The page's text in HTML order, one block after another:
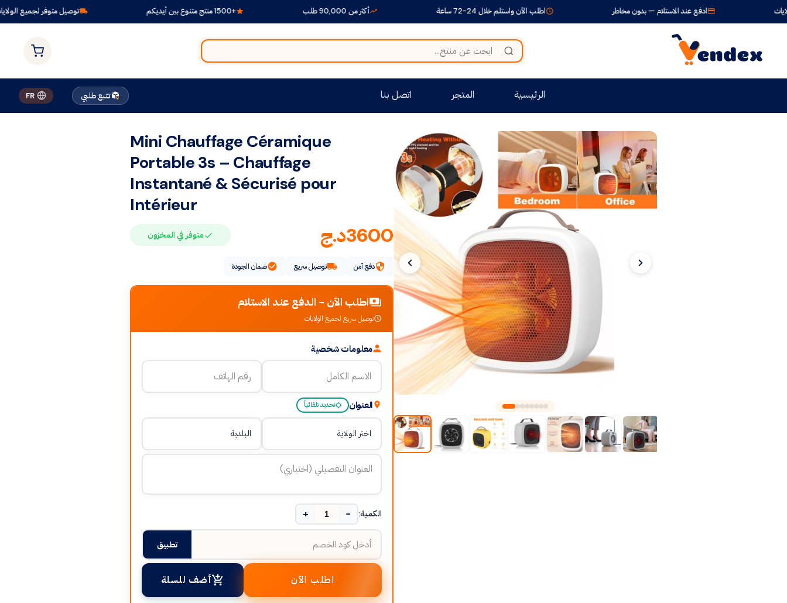
توصيل متوفر لجميع الولايات أكثر من 90,000 طلب اطلب الآن واستلم خلال 24-72 ساعة ادفع عند الاستلام — بدون مخاطر
الرئيسية المتجر اتصل بنا تتبع طلبي FR
Mini Chauffage Céramique
Portable 3s – Chauffage
Instantané & Sécurisé pour
Intérieur
3600د.ج متوفر في المخزون
دفع آمن توصيل سريع ضمان الجودة
اطلب الآن - الدفع عند الاستلام
توصيل سريع لجميع الولايات
معلومات شخصية
العنوان تحديد تلقائياً
الكمية: −
+
تطبيق
اطلب الآن أضف للسلة